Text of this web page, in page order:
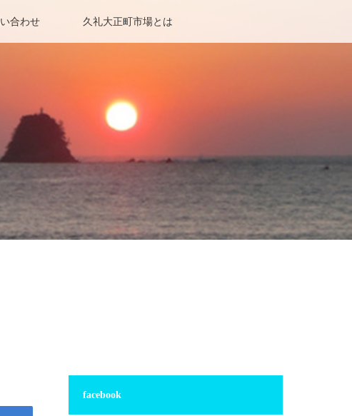
合わせ 久礼大正町市場とは
facebook